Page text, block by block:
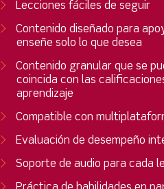
Lecciones fáciles de seguir
Contenido diseñado para
enseñe solo lo que desea
Contenido granular que se
coincida con las
aprendizaje
Compatible con
Evaluación de desempeño
Soporte de audio para cada